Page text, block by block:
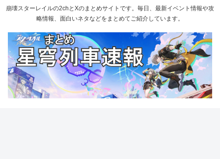
崩壊スターレイルの2chとXのまとめサイトです。毎日、最新イベント情報や攻
略情報、面白いネタなどをまとめてご紹介しています。